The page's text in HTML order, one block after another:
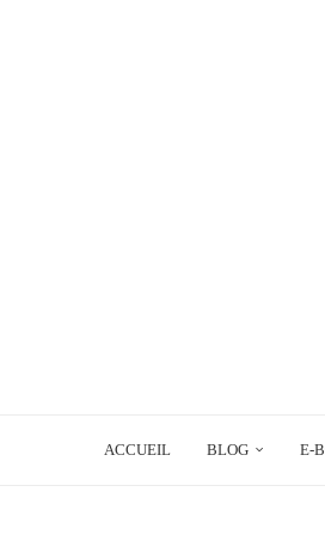
ACCUEIL BLOG E-